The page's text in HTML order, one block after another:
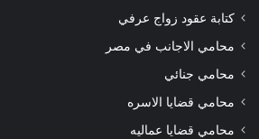
كتابة عقود زواج عرفي
محامي الاجانب في مصر
محامي جنائي
محامي قضايا الاسره
محامي قضايا عماليه